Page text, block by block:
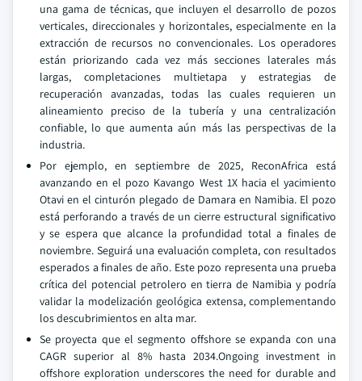
una gama de técnicas, que incluyen el desarrollo de pozos
verticales, direccionales y horizontales, especialmente en la
extracción de recursos no convencionales. Los operadores
están priorizando cada vez más secciones laterales más
largas, completaciones multietapa y estrategias de
recuperación avanzadas, todas las cuales requieren un
alineamiento preciso de la tubería y una centralización
confiable, lo que aumenta aún más las perspectivas de la
industria.
Por ejemplo, en septiembre de 2025, ReconAfrica está
avanzando en el pozo Kavango West 1X hacia el yacimiento
Otavi en el cinturón plegado de Damara en Namibia. El pozo
está perforando a través de un cierre estructural significativo
y se espera que alcance la profundidad total a finales de
noviembre. Seguirá una evaluación completa, con resultados
esperados a finales de año. Este pozo representa una prueba
crítica del potencial petrolero en tierra de Namibia y podría
validar la modelización geológica extensa, complementando
los descubrimientos en alta mar.
Se proyecta que el segmento offshore se expanda con una
CAGR superior al 8% hasta 2034.Ongoing investment in
offshore exploration underscores the need for durable and